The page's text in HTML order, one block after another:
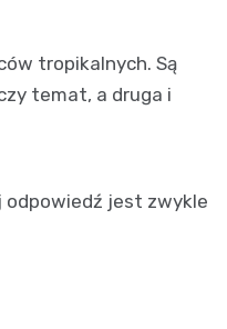
tropikalnych. Są
temat, a druga i
odpowiedź jest zwykle